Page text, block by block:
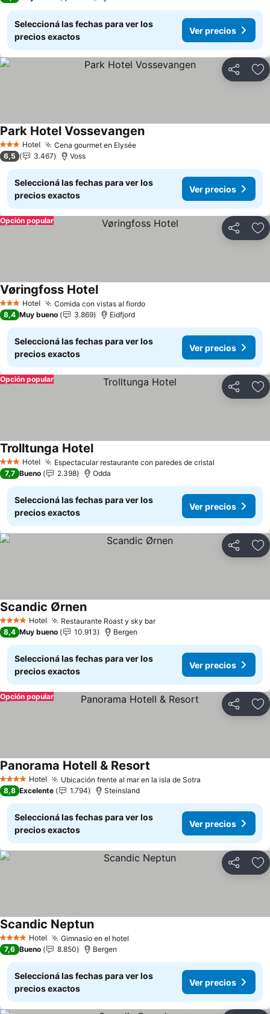
Seleccioná las fechas para ver los
precios exactos
Ver precios
Compartir
3 Estrellas
Hotel Cena gourmet en Elysée
Park Hotel Vossevangen
6,5 3.467 Voss
Seleccioná las fechas para ver los
precios exactos
Ver precios
Compartir
Opción popular
3 Estrellas
Hotel Comida con vistas al fiordo
Vøringfoss Hotel
8,4 Muy bueno 3.869 Eidfjord
Seleccioná las fechas para ver los
precios exactos
Ver precios
Compartir
Opción popular
3 Estrellas
Hotel Espectacular restaurante con paredes de cristal
Trolltunga Hotel
7,7 Bueno 2.398 Odda
Seleccioná las fechas para ver los
precios exactos
Ver precios
Compartir
4 EstrellasHotel Restaurante Roast y sky bar
Scandic Ørnen
8,4 Muy bueno 10.913 Bergen
Seleccioná las fechas para ver los
precios exactos
Ver precios
Compartir
Opción popular
4 EstrellasHotel Ubicación frente al mar en la isla de Sotra
Panorama Hotell & Resort
8,8 Excelente 1.794 Steinsland
Seleccioná las fechas para ver los
precios exactos
Ver precios
Compartir
4 EstrellasHotel Gimnasio en el hotel
Scandic Neptun
7,6 Bueno 8.850 Bergen
Seleccioná las fechas para ver los
precios exactos
Ver precios